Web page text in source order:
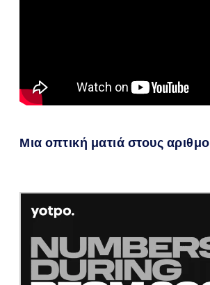
Μια οπτική ματιά στους